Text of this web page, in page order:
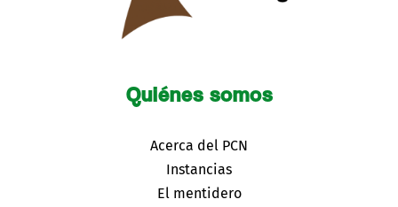
Quiénes somos
Acerca del PCN
Instancias
El mentidero